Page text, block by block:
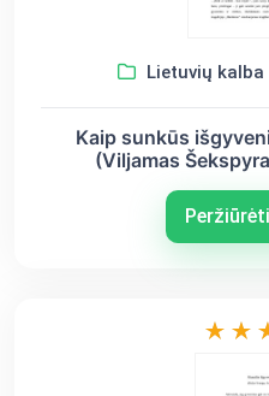
Lietuvių kalba
Kaip sunkūs
(Viljamas